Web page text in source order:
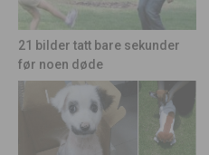
21 bilder tatt bare sekunder
før noen døde